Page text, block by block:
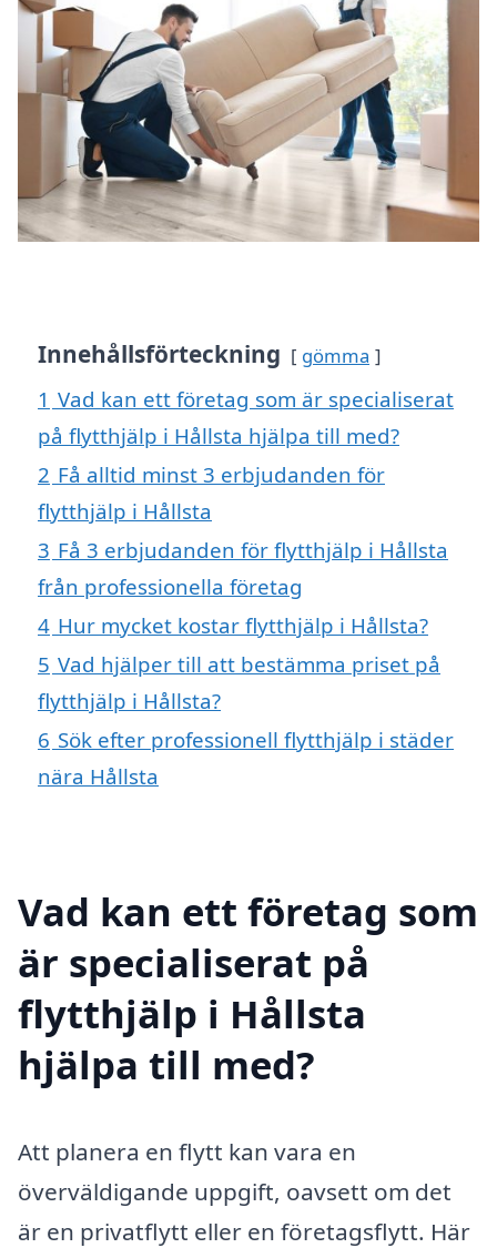
Innehållsförteckning gömma
1 Vad kan ett företag som är specialiserat
på flytthjälp i Hållsta hjälpa till med?
2 Få alltid minst 3 erbjudanden för
flytthjälp i Hållsta
3 Få 3 erbjudanden för flytthjälp i Hållsta
från professionella företag
4 Hur mycket kostar flytthjälp i Hållsta?
5 Vad hjälper till att bestämma priset på
flytthjälp i Hållsta?
6 Sök efter professionell flytthjälp i städer
nära Hållsta
Vad kan ett företag som
är specialiserat på
flytthjälp i Hållsta
hjälpa till med?
Att planera en flytt kan vara en
överväldigande uppgift, oavsett om det
är en privatflytt eller en företagsflytt. Här